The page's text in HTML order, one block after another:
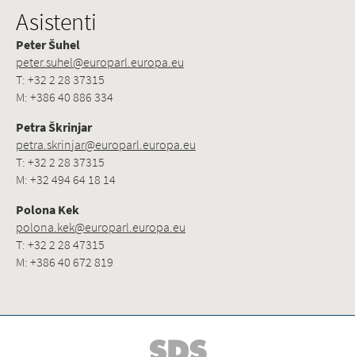
Asistenti
Peter Šuhel
peter.suhel@europarl.europa.eu
T: +32 2 28 37315
M: +386 40 886 334
Petra Škrinjar
petra.skrinjar@europarl.europa.eu
T: +32 2 28 37315
M: +32 494 64 18 14
Polona Kek
polona.kek@europarl.europa.eu
T: +32 2 28 47315
M: +386 40 672 819